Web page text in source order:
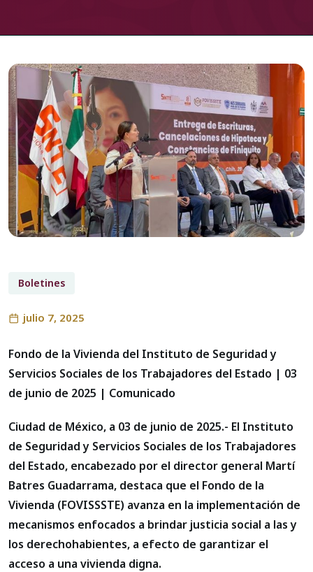
Boletines
julio 7, 2025
Fondo de la Vivienda del Instituto de Seguridad y
Servicios Sociales de los Trabajadores del Estado | 03
de junio de 2025 | Comunicado
Ciudad de México, a 03 de junio de 2025.- El Instituto
de Seguridad y Servicios Sociales de los Trabajadores
del Estado, encabezado por el director general Martí
Batres Guadarrama, destaca que el Fondo de la
Vivienda (FOVISSSTE) avanza en la implementación de
mecanismos enfocados a brindar justicia social a las y
los derechohabientes, a efecto de garantizar el
acceso a una vivienda digna.